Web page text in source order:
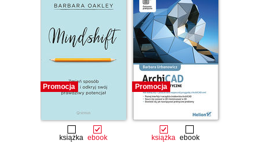
nauki zawodu
technik informatyk
Promocja
książka ebook
Promocja
książka ebook